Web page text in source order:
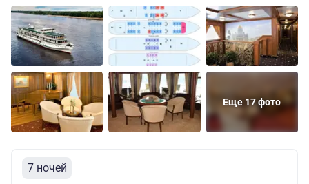
Еще 17 фото
7 ночей